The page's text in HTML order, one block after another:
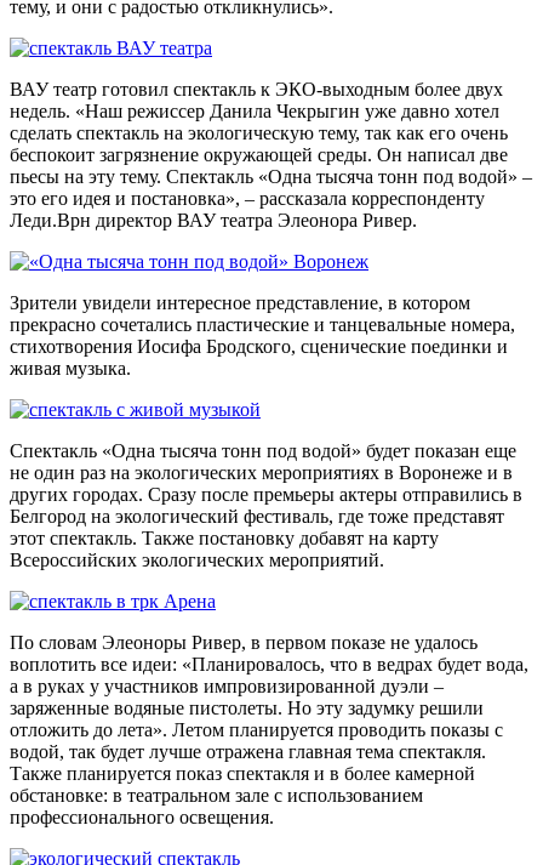
тему, и они с радостью откликнулись».
ВАУ театр готовил спектакль к ЭКО-выходным более двух
недель. «Наш режиссер Данила Чекрыгин уже давно хотел
сделать спектакль на экологическую тему, так как его очень
беспокоит загрязнение окружающей среды. Он написал две
пьесы на эту тему. Спектакль «Одна тысяча тонн под водой» –
это его идея и постановка», – рассказала корреспонденту
Леди.Врн директор ВАУ театра Элеонора Ривер.
Зрители увидели интересное представление, в котором
прекрасно сочетались пластические и танцевальные номера,
стихотворения Иосифа Бродского, сценические поединки и
живая музыка.
Спектакль «Одна тысяча тонн под водой» будет показан еще
не один раз на экологических мероприятиях в Воронеже и в
других городах. Сразу после премьеры актеры отправились в
Белгород на экологический фестиваль, где тоже представят
этот спектакль. Также постановку добавят на карту
Всероссийских экологических мероприятий.
По словам Элеоноры Ривер, в первом показе не удалось
воплотить все идеи: «Планировалось, что в ведрах будет вода,
а в руках у участников импровизированной дуэли –
заряженные водяные пистолеты. Но эту задумку решили
отложить до лета». Летом планируется проводить показы с
водой, так будет лучше отражена главная тема спектакля.
Также планируется показ спектакля и в более камерной
обстановке: в театральном зале с использованием
профессионального освещения.